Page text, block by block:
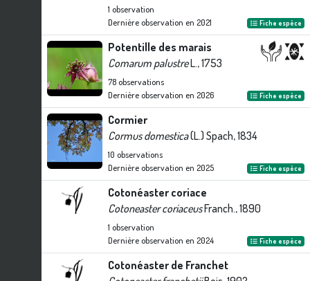
1 observation
Dernière observation en 2021 Fiche espèce
Potentille des marais
Comarum palustreL., 1753
78observations
Dernière observation en 2026 Fiche espèce
Cormier
Cormus domestica(L.) Spach, 1834
10 observations
Dernière observation en 2025 Fiche espèce
Cotonéaster coriace
Cotoneaster coriaceusFranch., 1890
1 observation
Dernière observation en 2024 Fiche espèce
Cotonéaster de Franchet